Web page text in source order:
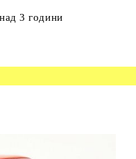
3 години